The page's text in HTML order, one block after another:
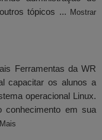
tópicos ... Mostrar
Ferramentas da WR
capacitar os alunos a
operacional Linux.
conhecimento em sua